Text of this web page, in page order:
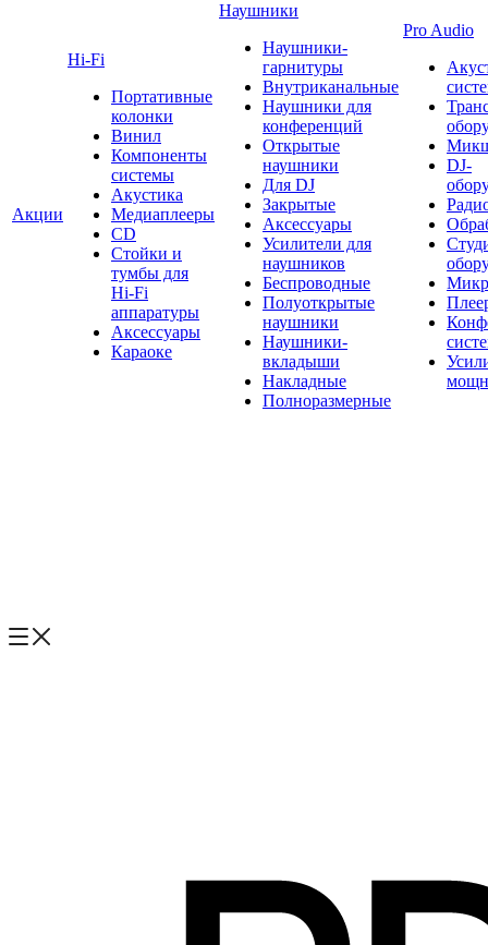
Акции
Hi-Fi
Портативные
колонки
Винил
Компоненты
системы
Акустика
Медиаплееры
CD
Стойки и
тумбы для
Hi-Fi
аппаратуры
Аксессуары
Караоке
Наушники
Наушники-
гарнитуры
Внутриканальные
Наушники для
конференций
Открытые
наушники
Для DJ
Закрытые
Аксессуары
Усилители для
наушников
Беспроводные
Полуоткрытые
наушники
Наушники-
вкладыши
Накладные
Полноразмерные
Pro Audio
DJ-